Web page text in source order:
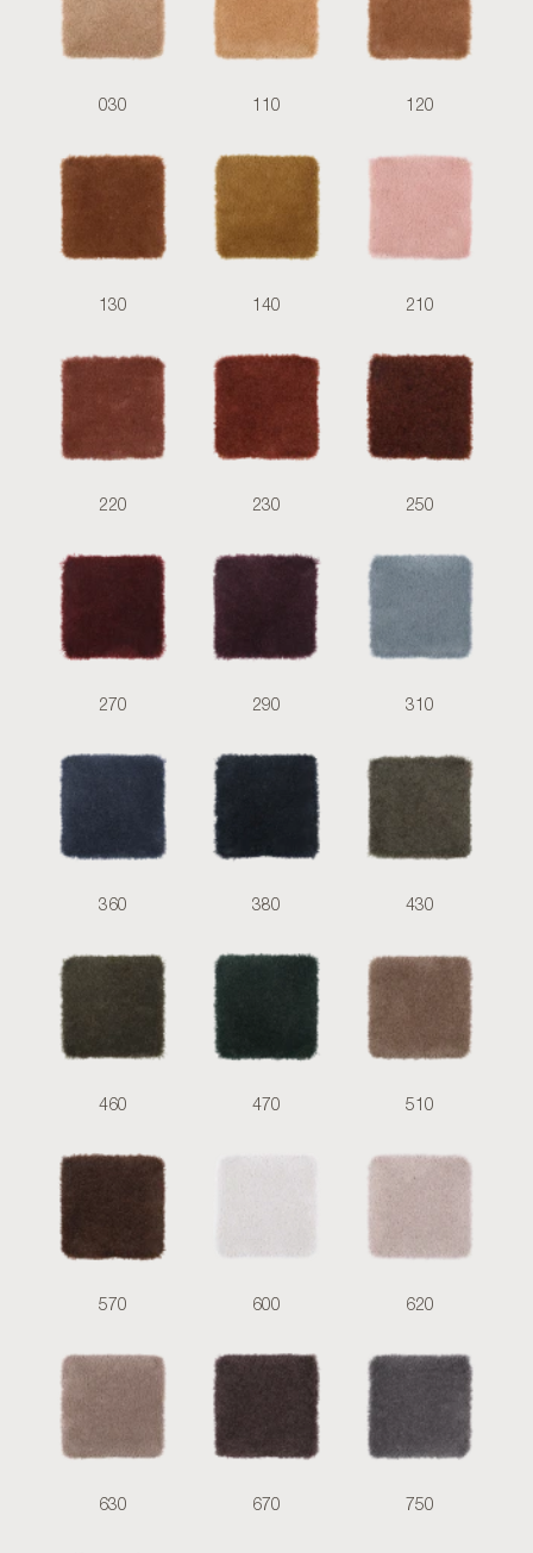
030 110 120
130 140 210
220 230 250
270 290 310
360 380 430
460 470 510
570 600 620
630 670 750